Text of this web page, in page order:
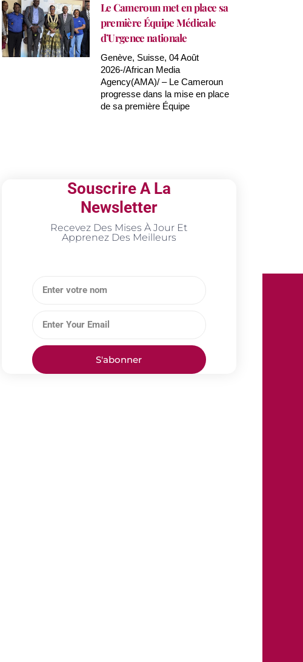
Le Cameroun met en place sa
première Équipe Médicale
d’Urgence nationale
Genève, Suisse, 04 Août
2026-/African Media
Agency(AMA)/ – Le Cameroun
progresse dans la mise en place
de sa première Équipe
Souscrire A La
Newsletter
Recevez Des Mises À Jour Et
Apprenez Des Meilleurs
S'abonner